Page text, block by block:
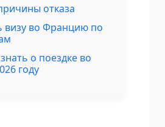
отказа
визу во Францию по
о поездке во
году